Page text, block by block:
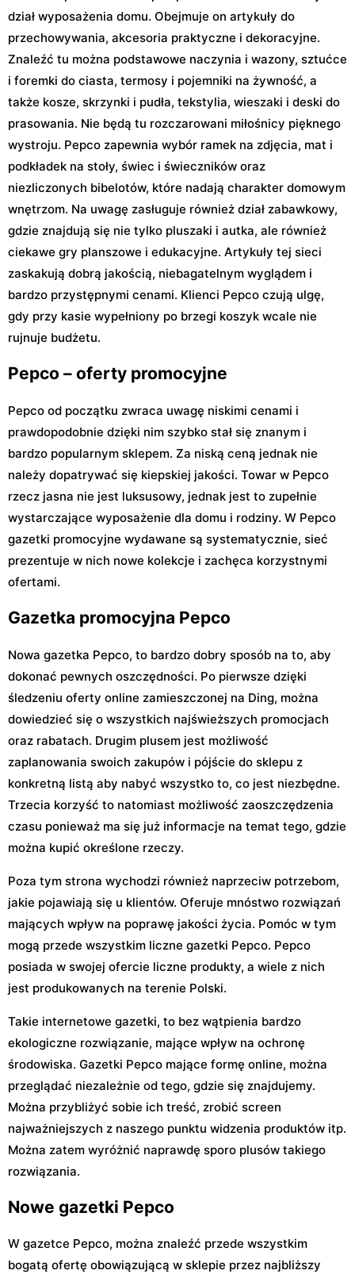
dział wyposażenia domu. Obejmuje on artykuły do
przechowywania, akcesoria praktyczne i dekoracyjne.
Znaleźć tu można podstawowe naczynia i wazony, sztućce
i foremki do ciasta, termosy i pojemniki na żywność, a
także kosze, skrzynki i pudła, tekstylia, wieszaki i deski do
prasowania. Nie będą tu rozczarowani miłośnicy pięknego
wystroju. Pepco zapewnia wybór ramek na zdjęcia, mat i
podkładek na stoły, świec i świeczników oraz
niezliczonych bibelotów, które nadają charakter domowym
wnętrzom. Na uwagę zasługuje również dział zabawkowy,
gdzie znajdują się nie tylko pluszaki i autka, ale również
ciekawe gry planszowe i edukacyjne. Artykuły tej sieci
zaskakują dobrą jakością, niebagatelnym wyglądem i
bardzo przystępnymi cenami. Klienci Pepco czują ulgę,
gdy przy kasie wypełniony po brzegi koszyk wcale nie
rujnuje budżetu.
Pepco – oferty promocyjne
Pepco od początku zwraca uwagę niskimi cenami i
prawdopodobnie dzięki nim szybko stał się znanym i
bardzo popularnym sklepem. Za niską ceną jednak nie
należy dopatrywać się kiepskiej jakości. Towar w Pepco
rzecz jasna nie jest luksusowy, jednak jest to zupełnie
wystarczające wyposażenie dla domu i rodziny. W Pepco
gazetki promocyjne wydawane są systematycznie, sieć
prezentuje w nich nowe kolekcje i zachęca korzystnymi
ofertami.
Gazetka promocyjna Pepco
Nowa gazetka Pepco, to bardzo dobry sposób na to, aby
dokonać pewnych oszczędności. Po pierwsze dzięki
śledzeniu oferty online zamieszczonej na Ding, można
dowiedzieć się o wszystkich najświeższych promocjach
oraz rabatach. Drugim plusem jest możliwość
zaplanowania swoich zakupów i pójście do sklepu z
konkretną listą aby nabyć wszystko to, co jest niezbędne.
Trzecia korzyść to natomiast możliwość zaoszczędzenia
czasu ponieważ ma się już informacje na temat tego, gdzie
można kupić określone rzeczy.
Poza tym strona wychodzi również naprzeciw potrzebom,
jakie pojawiają się u klientów. Oferuje mnóstwo rozwiązań
mających wpływ na poprawę jakości życia. Pomóc w tym
mogą przede wszystkim liczne gazetki Pepco. Pepco
posiada w swojej ofercie liczne produkty, a wiele z nich
jest produkowanych na terenie Polski.
Takie internetowe gazetki, to bez wątpienia bardzo
ekologiczne rozwiązanie, mające wpływ na ochronę
środowiska. Gazetki Pepco mające formę online, można
przeglądać niezależnie od tego, gdzie się znajdujemy.
Można przybliżyć sobie ich treść, zrobić screen
najważniejszych z naszego punktu widzenia produktów itp.
Można zatem wyróżnić naprawdę sporo plusów takiego
rozwiązania.
Nowe gazetki Pepco
W gazetce Pepco, można znaleźć przede wszystkim
bogatą ofertę obowiązującą w sklepie przez najbliższy